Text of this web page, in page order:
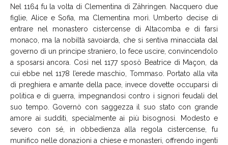
Nel 1164 fu la volta di Clementina di Zähringen. Nacquero due
figlie, Alice e Sofia, ma Clementina morì. Umberto decise di
entrare nel monastero cistercense di Altacomba e di farsi
monaco, ma la nobiltà savoiarda, che si sentiva minacciata dal
governo di un principe straniero, lo fece uscire, convincendolo
a sposarsi ancora. Così nel 1177 sposò Beatrice di Maçon, da
cui ebbe nel 1178 l’erede maschio, Tommaso. Portato alla vita
di preghiera e amante della pace, invece dovette occuparsi di
politica e di guerra, impegnandosi contro i signori feudali del
suo tempo. Governò con saggezza il suo stato con grande
amore ai sudditi, specialmente ai più bisognosi. Modesto e
severo con sé, in obbedienza alla regola cistercense, fu
munifico nelle donazioni a chiese e monasteri, offrendo ingenti